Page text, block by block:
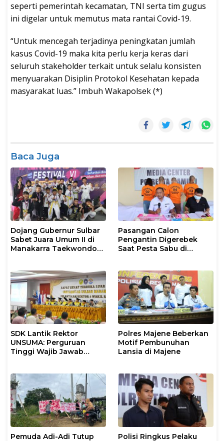
seperti pemerintah kecamatan, TNI serta tim gugus
ini digelar untuk memutus mata rantai Covid-19.
“Untuk mencegah terjadinya peningkatan jumlah
kasus Covid-19 maka kita perlu kerja keras dari
seluruh stakeholder terkait untuk selalu konsisten
menyuarakan Disiplin Protokol Kesehatan kepada
masyarakat luas.” Imbuh Wakapolsek (*)
Baca Juga
Dojang Gubernur Sulbar
Sabet Juara Umum II di
Manakarra Taekwondo
Pasangan Calon
Pengantin Digerebek
Saat Pesta Sabu di
SDK Lantik Rektor
UNSUMA: Perguruan
Tinggi Wajib Jawab
Polres Majene Beberkan
Motif Pembunuhan
Lansia di Majene
Pemuda Adi-Adi Tutup Polisi Ringkus Pelaku